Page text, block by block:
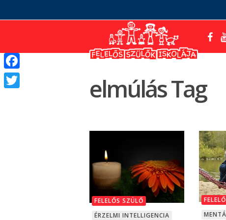
elmúlás Tag
FELELŐS SZÜLŐ
ÉRZELMI INTELLIGENCIA
Facebook